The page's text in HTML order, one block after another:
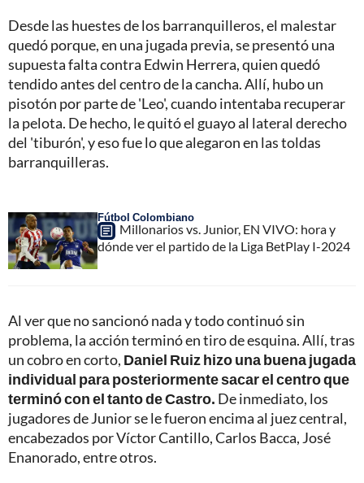
Desde las huestes de los barranquilleros, el malestar
quedó porque, en una jugada previa, se presentó una
supuesta falta contra Edwin Herrera, quien quedó
tendido antes del centro de la cancha. Allí, hubo un
pisotón por parte de 'Leo', cuando intentaba recuperar
la pelota. De hecho, le quitó el guayo al lateral derecho
del 'tiburón', y eso fue lo que alegaron en las toldas
barranquilleras.
Fútbol Colombiano
Millonarios vs. Junior, EN VIVO: hora y
dónde ver el partido de la Liga BetPlay I-2024
Al ver que no sancionó nada y todo continuó sin
problema, la acción terminó en tiro de esquina. Allí, tras
un cobro en corto, Daniel Ruiz hizo una buena jugada
individual para posteriormente sacar el centro que
terminó con el tanto de Castro. De inmediato, los
jugadores de Junior se le fueron encima al juez central,
encabezados por Víctor Cantillo, Carlos Bacca, José
Enanorado, entre otros.